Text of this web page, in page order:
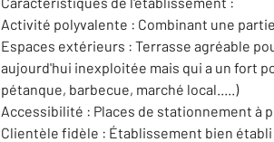
Activité polyvalente : Combinant une partie
Espaces extérieurs : Terrasse agréable
aujourd'hui inexploitée mais qui a un fort
pétanque, barbecue, marché local.....)
Accessibilité : Places de stationnement à
Clientèle fidèle : Établissement bien